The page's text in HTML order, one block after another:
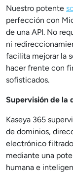
Nuestro potente
perfección con
de una API. No
ni
facilita mejorar la
hacer frente con
sofisticados.
Supervisión de la
Kaseya 365
de dominios,
electrónico
mediante una
humana e